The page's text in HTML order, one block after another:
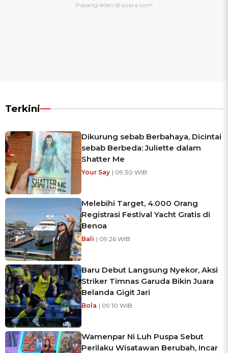
Terkini
Dikurung sebab Berbahaya, Dicintai
sebab Berbeda: Juliette dalam
Shatter Me
Your Say | 09:30 WIB
Melebihi Target, 4.000 Orang
Registrasi Festival Yacht Gratis di
Benoa
Bali | 09:26 WIB
Baru Debut Langsung Nyekor, Aksi
Striker Timnas Garuda Bikin Juara
Belanda Gigit Jari
Bola | 09:10 WIB
Wamenpar Ni Luh Puspa Sebut
Perilaku Wisatawan Berubah, Incar